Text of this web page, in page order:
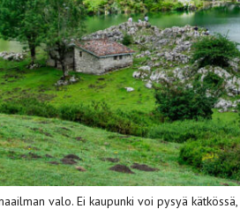
valo. Ei kaupunki voi pysyä